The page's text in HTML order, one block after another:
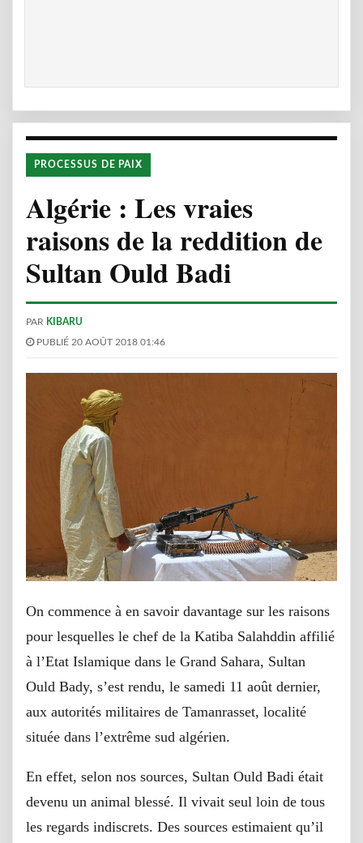
PROCESSUS DE PAIX
Algérie : Les vraies
raisons de la reddition de
Sultan Ould Badi
PAR KIBARU
PUBLIÉ 20 AOÛT 2018 01:46
On commence à en savoir davantage sur les raisons
pour lesquelles le chef de la Katiba Salahddin affilié
à l’Etat Islamique dans le Grand Sahara, Sultan
Ould Bady, s’est rendu, le samedi 11 août dernier,
aux autorités militaires de Tamanrasset, localité
située dans l’extrême sud algérien.
En effet, selon nos sources, Sultan Ould Badi était
devenu un animal blessé. Il vivait seul loin de tous
les regards indiscrets. Des sources estimaient qu’il